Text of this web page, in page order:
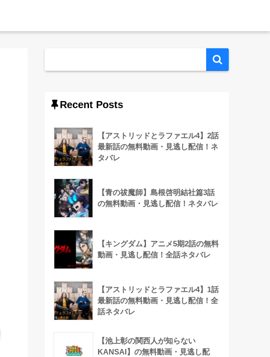
Recent Posts
【アストリッドとラファエル4】2話
最新話の無料動画・見逃し配信！ネ
タバレ
【青の祓魔師】島根啓明結社篇3話
の無料動画・見逃し配信！ネタバレ
【キングダム】アニメ5期2話の無料
動画・見逃し配信！全話ネタバレ
【アストリッドとラファエル4】1話
最新話の無料動画・見逃し配信！全
話ネタバレ
【池上彰の関西人が知らない
KANSAI】の無料動画・見逃し配